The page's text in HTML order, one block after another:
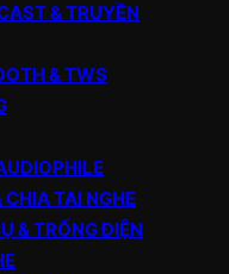
& TRUYỀN
& TWS
TAI NGHE
& TRỐNG ĐIỆN